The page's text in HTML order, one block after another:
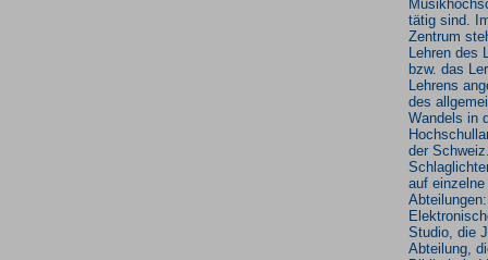
tätig sind.
Zentrum
Lehren des
bzw. das
Lehrens
des
Wandels in
der
auf einzelne
Studio, die
Abteilung,